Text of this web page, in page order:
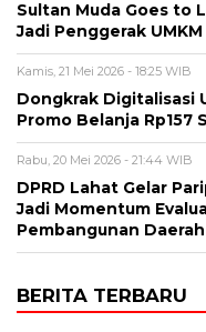
Sultan Muda Goes to
Jadi Penggerak
Kamis, 21 Mei 2026 - 18:25 WIB
Dongkrak Digitalisasi
Promo Belanja Rp157
Rabu, 20 Mei 2026 - 21:44 WIB
DPRD Lahat Gelar
Jadi Momentum
Pembangunan Daerah
BERITA TERBARU